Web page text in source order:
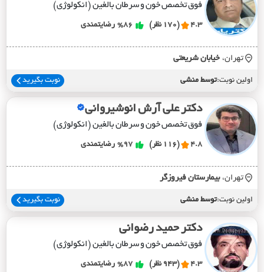
فوق تخصص خون و سرطان بالغین (انکولوژی)
4.3 (170 نظر) %86 رضایتمندی
تهران، خيابان شريعتي
اولین نوبت:توسط منشی نوبت بگیرید
دکتر علی آرش انوشیروانی
فوق تخصص خون و سرطان بالغین (انکولوژی)
4.8 (116 نظر) %97 رضایتمندی
تهران، بيمارستان فيروزگر
اولین نوبت:توسط منشی نوبت بگیرید
دکتر حمید رضوانی
فوق تخصص خون و سرطان بالغین (انکولوژی)
4.3 (943 نظر) %87 رضایتمندی